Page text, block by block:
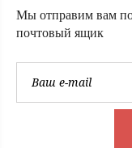
Мы отправим вам
почтовый ящик